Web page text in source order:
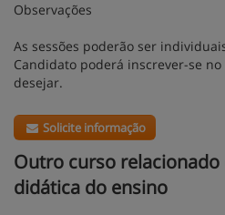
Observações
As sessões poderão ser
Candidato poderá inscrever-se
desejar.
Solicite informação
Outro curso
didática do ensino